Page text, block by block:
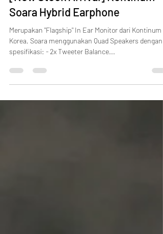
[New Stock Arrival] Kontinum
Soara Hybrid Earphone
Merupakan "Flagship" In Ear Monitor dari Kontinum
Korea, Soara menggunakan Quad Speakers dengan
spesifikasi: - 2x Tweeter Balance...